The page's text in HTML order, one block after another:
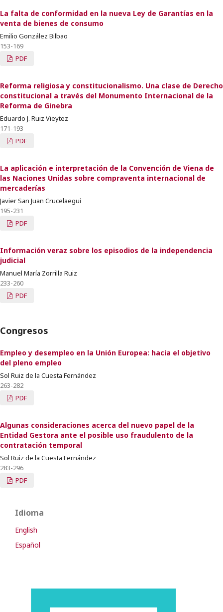
La falta de conformidad en la nueva Ley de Garantías en la
venta de bienes de consumo
Emilio González Bilbao
153-169
PDF
Reforma religiosa y constitucionalismo. Una clase de Derecho
constitucional a través del Monumento Internacional de la
Reforma de Ginebra
Eduardo J. Ruiz Vieytez
171-193
PDF
La aplicación e interpretación de la Convención de Viena de
las Naciones Unidas sobre compraventa internacional de
mercaderías
Javier San Juan Crucelaegui
195-231
PDF
Información veraz sobre los episodios de la independencia
judicial
Manuel María Zorrilla Ruiz
233-260
PDF
Congresos
Empleo y desempleo en la Unión Europea: hacia el objetivo
del pleno empleo
Sol Ruiz de la Cuesta Fernández
263-282
PDF
Algunas consideraciones acerca del nuevo papel de la
Entidad Gestora ante el posible uso fraudulento de la
contratación temporal
Sol Ruiz de la Cuesta Fernández
283-296
PDF
Idioma
English
Español